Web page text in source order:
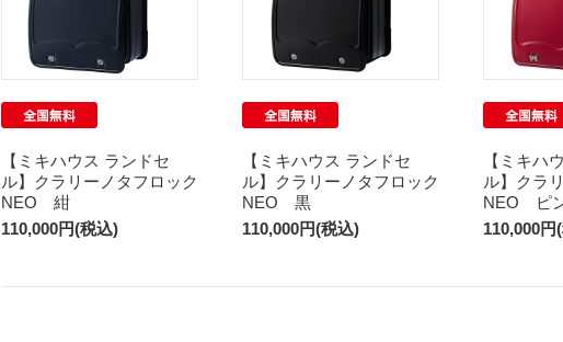
【ミキハウス ランドセ
ル】クラリーノタフロック
NEO 紺
110,000円(税込)
【ミキハウス ランドセ
ル】クラリーノタフロック
NEO 黒
110,000円(税込)
【ミキハ
ル】クラ
NEO ピ
110,000円